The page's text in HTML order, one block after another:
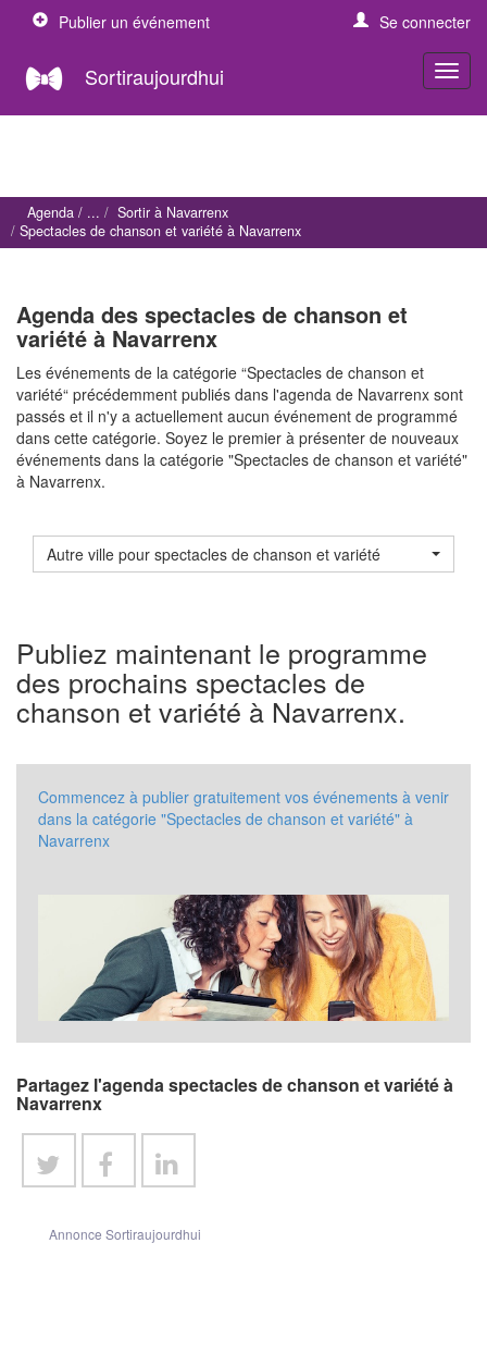
Publier un événement Se connecter
Sortiraujourdhui
Agenda
Sortir à Navarrenx
Spectacles de chanson et variété à Navarrenx
Agenda des spectacles de chanson et
variété à Navarrenx
Les événements de la catégorie “Spectacles de chanson et
variété“ précédemment publiés dans l'agenda de Navarrenx sont
passés et il n'y a actuellement aucun événement de programmé
dans cette catégorie. Soyez le premier à présenter de nouveaux
événements dans la catégorie "Spectacles de chanson et variété"
à Navarrenx.
Autre ville pour spectacles de chanson et variété
Publiez maintenant le programme
des prochains spectacles de
chanson et variété à Navarrenx.
Commencez à publier gratuitement vos événements à venir
dans la catégorie "Spectacles de chanson et variété" à
Navarrenx
Partagez l'agenda spectacles de chanson et variété à
Navarrenx
Annonce Sortiraujourdhui